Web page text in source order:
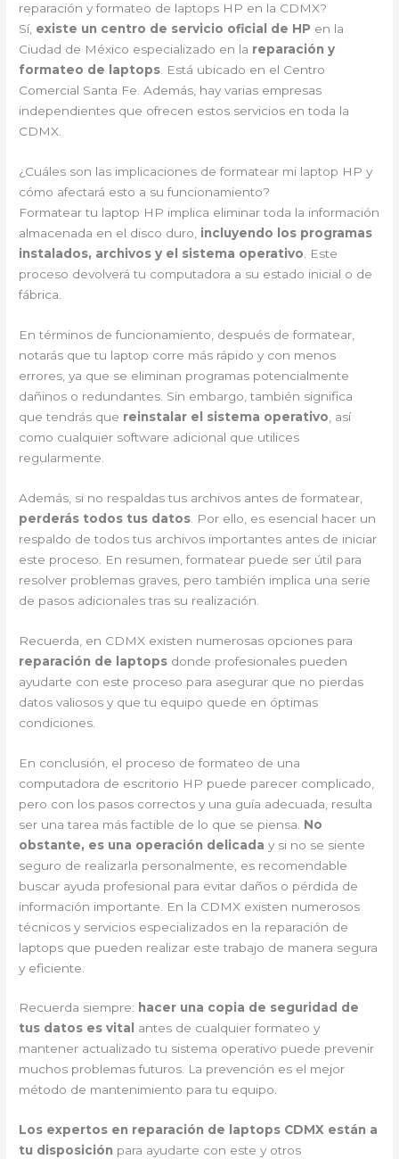
reparación y formateo de laptops HP en la CDMX?
Sí, existe un centro de servicio oficial de HP en la
Ciudad de México especializado en la reparación y
formateo de laptops . Está ubicado en el Centro
Comercial Santa Fe. Además, hay varias empresas
independientes que ofrecen estos servicios en toda la
CDMX.
¿Cuáles son las implicaciones de formatear mi laptop HP y
cómo afectará esto a su funcionamiento?
Formatear tu laptop HP implica eliminar toda la información
almacenada en el disco duro, incluyendo los programas
instalados, archivos y el sistema operativo . Este
proceso devolverá tu computadora a su estado inicial o de
fábrica.
En términos de funcionamiento, después de formatear,
notarás que tu laptop corre más rápido y con menos
errores, ya que se eliminan programas potencialmente
dañinos o redundantes. Sin embargo, también significa
que tendrás que reinstalar el sistema operativo , así
como cualquier software adicional que utilices
regularmente.
Además, si no respaldas tus archivos antes de formatear,
perderás todos tus datos . Por ello, es esencial hacer un
respaldo de todos tus archivos importantes antes de iniciar
este proceso. En resumen, formatear puede ser útil para
resolver problemas graves, pero también implica una serie
de pasos adicionales tras su realización.
Recuerda, en CDMX existen numerosas opciones para
reparación de laptops donde profesionales pueden
ayudarte con este proceso para asegurar que no pierdas
datos valiosos y que tu equipo quede en óptimas
condiciones.
En conclusión, el proceso de formateo de una
computadora de escritorio HP puede parecer complicado,
pero con los pasos correctos y una guía adecuada, resulta
ser una tarea más factible de lo que se piensa. No
obstante, es una operación delicada y si no se siente
seguro de realizarla personalmente, es recomendable
buscar ayuda profesional para evitar daños o pérdida de
información importante. En la CDMX existen numerosos
técnicos y servicios especializados en la reparación de
laptops que pueden realizar este trabajo de manera segura
y eficiente.
Recuerda siempre: hacer una copia de seguridad de
tus datos es vital
antes de cualquier formateo y
mantener actualizado tu sistema operativo puede prevenir
muchos problemas futuros. La prevención es el mejor
método de mantenimiento para tu equipo.
Los expertos en reparación de laptops CDMX están a
tu disposición para ayudarte con este y otros